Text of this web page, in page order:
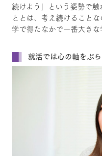
続けよう」という姿勢で
ととは、考え続けること
学で得たなかで一番大きな
就活では心の軸をぶ